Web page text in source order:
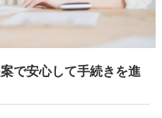
で安心して手続きを進